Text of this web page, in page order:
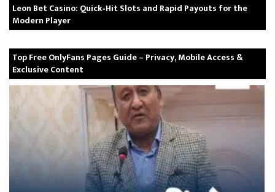
Leon Bet Casino: Quick‑Hit Slots and Rapid Payouts for the
Modern Player
Top Free OnlyFans Pages Guide – Privacy, Mobile Access &
Exclusive Content